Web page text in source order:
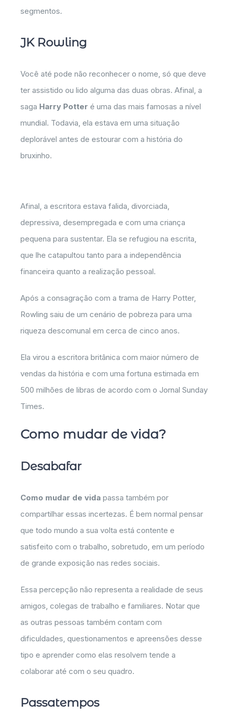
segmentos.
JK Rowling
Você até pode não reconhecer o nome, só que deve
ter assistido ou lido alguma das duas obras. Afinal, a
saga Harry Potter é uma das mais famosas a nível
mundial. Todavia, ela estava em uma situação
deplorável antes de estourar com a história do
bruxinho.
Afinal, a escritora estava falida, divorciada,
depressiva, desempregada e com uma criança
pequena para sustentar. Ela se refugiou na escrita,
que lhe catapultou tanto para a independência
financeira quanto a realização pessoal.
Após a consagração com a trama de Harry Potter,
Rowling saiu de um cenário de pobreza para uma
riqueza descomunal em cerca de cinco anos.
Ela virou a escritora britânica com maior número de
vendas da história e com uma fortuna estimada em
500 milhões de libras de acordo com o Jornal Sunday
Times.
Como mudar de vida?
Desabafar
Como mudar de vida passa também por
compartilhar essas incertezas. É bem normal pensar
que todo mundo a sua volta está contente e
satisfeito com o trabalho, sobretudo, em um período
de grande exposição nas redes sociais.
Essa percepção não representa a realidade de seus
amigos, colegas de trabalho e familiares. Notar que
as outras pessoas também contam com
dificuldades, questionamentos e apreensões desse
tipo e aprender como elas resolvem tende a
colaborar até com o seu quadro.
Passatempos